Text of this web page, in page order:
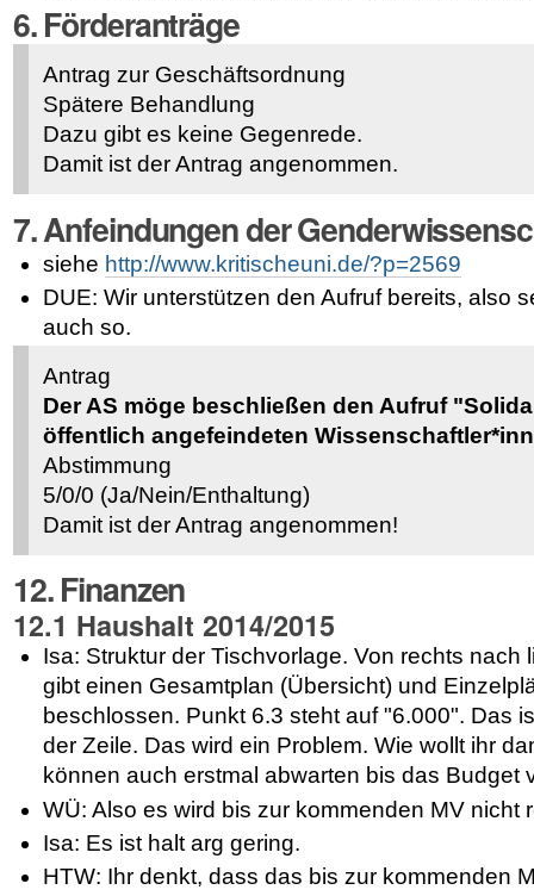
6. Förderanträge
Antrag zur Geschäftsordnung
Spätere Behandlung
Dazu gibt es keine Gegenrede.
Damit ist der Antrag angenommen.
7. Anfeindungen der
siehe http://www.kritischeuni.de/?p=2569
DUE: Wir unterstützen den Aufruf bereits, also
auch so.
Antrag
Der AS möge beschließen den Aufruf
öffentlich angefeindeten
Abstimmung
5/0/0 (Ja/Nein/Enthaltung)
Damit ist der Antrag angenommen!
12. Finanzen
12.1 Haushalt 2014/2015
Isa: Struktur der Tischvorlage. Von rechts nach
gibt einen Gesamtplan (Übersicht) und
beschlossen. Punkt 6.3 steht auf "6.000". Das
der Zeile. Das wird ein Problem. Wie wollt ihr
können auch erstmal abwarten bis das Budget
WÜ: Also es wird bis zur kommenden MV nicht
Isa: Es ist halt arg gering.
HTW: Ihr denkt, dass das bis zur kommenden